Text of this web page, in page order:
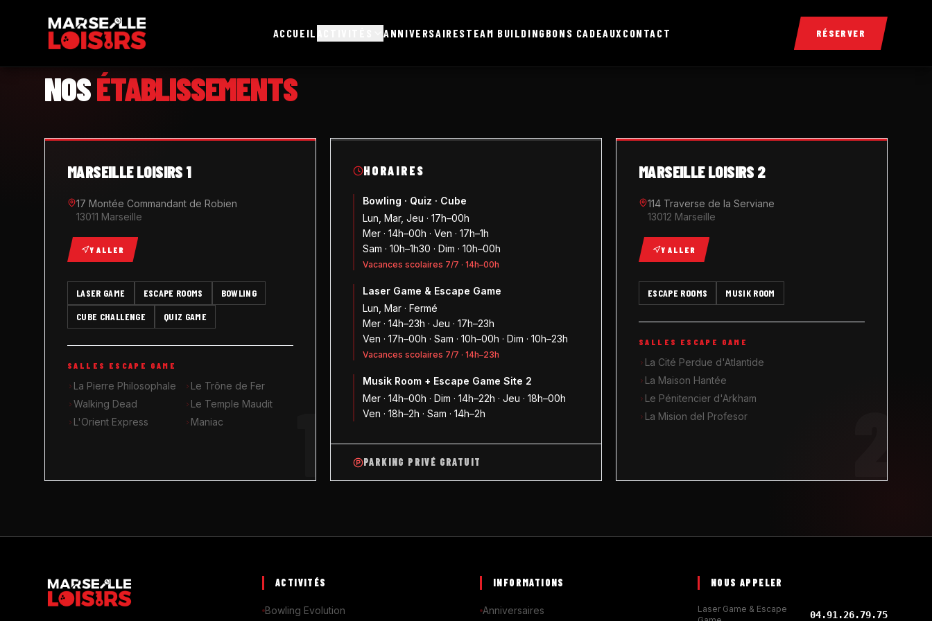
ACCUEIL ANNIVERSAIRESTEAM BUILDINGBONS CADEAUX CONTACT RÉSERVER
NOSÉTABLISSEMENTS
MARSEILLE LOISIRS 1
17 Montée Commandant de Robien
13011 Marseille
Y ALLER
LASER GAME ESCAPE ROOMS
BOWLING
CUBE CHALLENGE
QUIZ GAME
SALLES ESCAPE GAME
La Pierre Philosophale
Le Trône de Fer
Walking Dead
Le Temple Maudit
L'Orient Express
Maniac
HORAIRES
Bowling · Quiz · Cube
Lun, Mar, Jeu · 17h–00h
Mer · 14h–00h · Ven · 17h–1h
Sam · 10h–1h30 · Dim · 10h–00h
Vacances scolaires 7/7 · 14h–00h
Laser Game & Escape Game
Lun, Mar · Fermé
Mer · 14h–23h · Jeu · 17h–23h
Ven · 17h–00h · Sam · 10h–00h · Dim · 10h–23h
Vacances scolaires 7/7 · 14h–23h
Musik Room + Escape Game Site 2
Mer · 14h–00h · Dim · 14h–22h · Jeu · 18h–00h
Ven · 18h–2h · Sam · 14h–2h
PARKING PRIVÉ GRATUIT
MARSEILLE LOISIRS 2
114 Traverse de la Serviane
13012 Marseille
Y ALLER
ESCAPE ROOMS MUSIK ROOM
SALLES ESCAPE GAME
La Cité Perdue d'Atlantide
La Maison Hantée
Le Pénitencier d'Arkham
La Mision del Profesor
ACTIVITÉS
Bowling Evolution
INFORMATIONS
Anniversaires
NOUS APPELER
Laser Game & Escape
04.91.26.79.75